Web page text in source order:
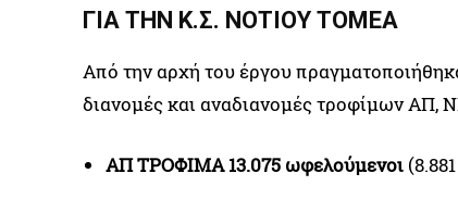
ΓΙΑ ΤΗΝ Κ.Σ. ΝΟΤΙΟΥ ΤΟΜΕΑ
Από την αρχή του έργου
διανομές και αναδιανομές τροφίμων ΑΠ,
ΑΠ ΤΡΟΦΙΜΑ 13.075 ωφελούμενοι (8.881